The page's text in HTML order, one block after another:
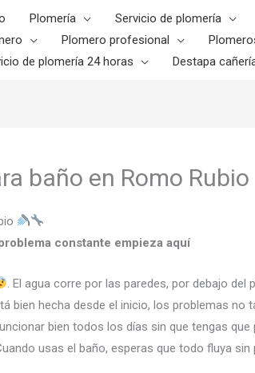
Plomería Servicio de plomería
Plomero profesional
de plomería 24 horas
Destapa
baño en Romo Rubio
constante empieza aquí
. El agua corre por las paredes, por debajo
bien hecha desde el inicio, los problemas no
bien todos los días sin que tengas
usas el baño, esperas que todo fluya